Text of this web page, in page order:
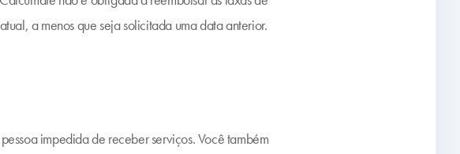
a menos que seja solicitada uma data anterior.
impedida de receber serviços. Você também